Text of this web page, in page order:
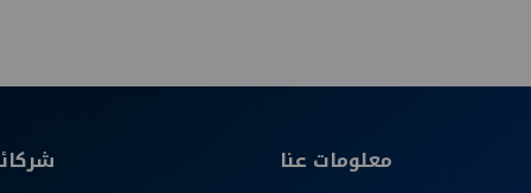
معلومات عنا